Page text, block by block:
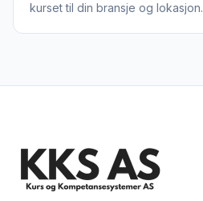
kurset til din bransje og lokasjon.